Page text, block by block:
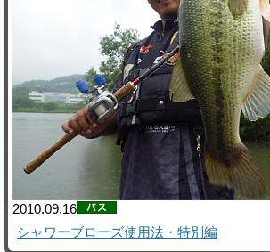
2010.09.16
シャワーブローズ使用法・特別編